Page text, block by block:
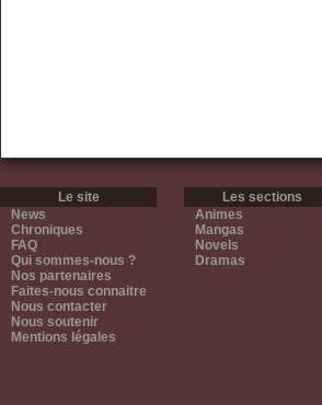
Le site
News
Chroniques
FAQ
Qui sommes-nous ?
Nos partenaires
Faites-nous connaitre
Nous contacter
Nous soutenir
Mentions légales
Les sections
Animes
Mangas
Novels
Dramas